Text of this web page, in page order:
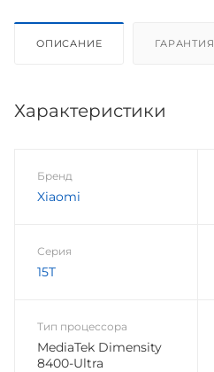
ОПИСАНИЕ ГАРАНТИЯ
Характеристики
Бренд
Xiaomi
Серия
15T
Тип процессора
MediaTek Dimensity
8400-Ultra